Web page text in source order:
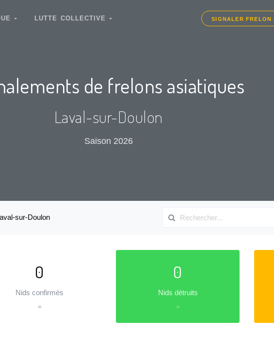
LUTTE COLLECTIVE SIGNALER FRELON
de frelons asiatiques
Laval-sur-Doulon
Saison 2026
sur-Doulon
0
Nids confirmés
=
0
Nids détruits
=